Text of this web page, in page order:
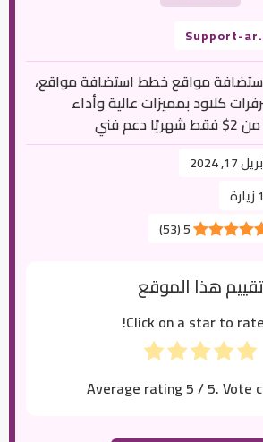
Support-
مواقع خطط استضافة مواقع،
كلاود بمميزات عالية وأداء
فني
17, 2024
1 زيارة
5
(
53
)
تقييم هذا الموقع
Click on a star to
Average rating5/ 5. Vote